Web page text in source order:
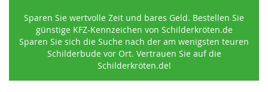
Sparen Sie wertvolle Zeit und bares Geld. Bestellen Sie
günstige KFZ-Kennzeichen von Schilderkröten.de
Sparen Sie sich die Suche nach der am wenigsten teuren
Schilderbude vor Ort. Vertrauen Sie auf die
Schilderkröten.de!